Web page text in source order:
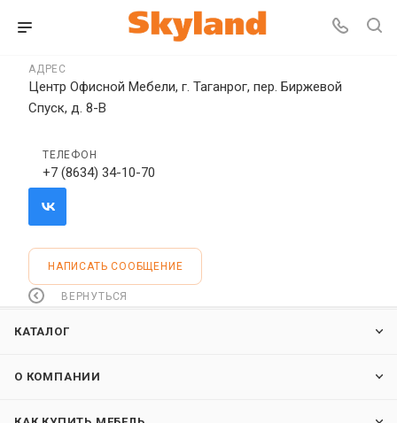
АДРЕС
Центр Офисной Мебели, г. Таганрог, пер. Биржевой
Спуск, д. 8-В
ТЕЛЕФОН
+7 (8634) 34-10-70
НАПИСАТЬ СООБЩЕНИЕ
ВЕРНУТЬСЯ
КАТАЛОГ
О КОМПАНИИ